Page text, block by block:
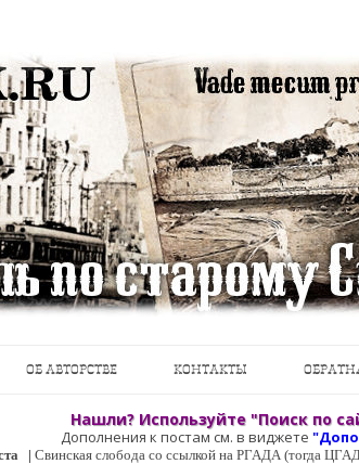
ОБ АВТОРСТВЕ КОНТАКТЫ
Нашли? Используйте "Поиск по
Дополнения к постам см. в виджете
| Свинская слобода со ссылкой на РГАДА (тогда